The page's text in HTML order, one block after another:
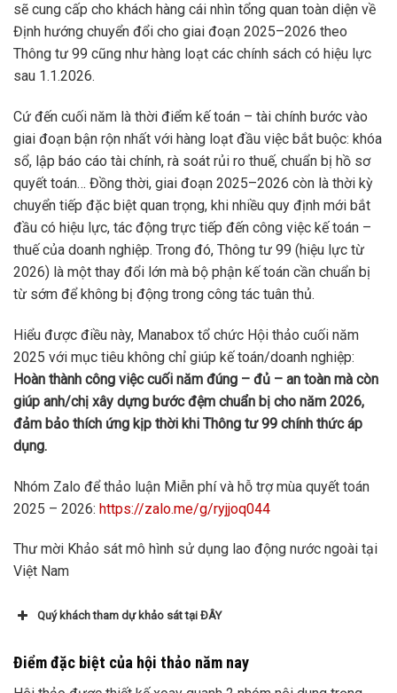
sẽ cung cấp cho khách hàng cái nhìn tổng quan toàn diện về
Định hướng chuyển đổi cho giai đoạn 2025–2026 theo
Thông tư 99 cũng như hàng loạt các chính sách có hiệu lực
sau 1.1.2026.
Cứ đến cuối năm là thời điểm kế toán – tài chính bước vào
giai đoạn bận rộn nhất với hàng loạt đầu việc bắt buộc: khóa
sổ, lập báo cáo tài chính, rà soát rủi ro thuế, chuẩn bị hồ sơ
quyết toán… Đồng thời, giai đoạn 2025–2026 còn là thời kỳ
chuyển tiếp đặc biệt quan trọng, khi nhiều quy định mới bắt
đầu có hiệu lực, tác động trực tiếp đến công việc kế toán –
thuế của doanh nghiệp. Trong đó, Thông tư 99 (hiệu lực từ
2026) là một thay đổi lớn mà bộ phận kế toán cần chuẩn bị
từ sớm để không bị động trong công tác tuân thủ.
Hiểu được điều này, Manabox tổ chức Hội thảo cuối năm
2025 với mục tiêu không chỉ giúp kế toán/doanh nghiệp:
Hoàn thành công việc cuối năm đúng – đủ – an toàn mà còn
giúp anh/chị xây dựng bước đệm chuẩn bị cho năm 2026,
đảm bảo thích ứng kịp thời khi Thông tư 99 chính thức áp
dụng.
Nhóm Zalo để thảo luận Miễn phí và hỗ trợ mùa quyết toán
2025 – 2026: https://zalo.me/g/ryjjoq044
Thư mời Khảo sát mô hình sử dụng lao động nước ngoài tại
Việt Nam
Quý khách tham dự khảo sát tại ĐÂY
Điểm đặc biệt của hội thảo năm nay